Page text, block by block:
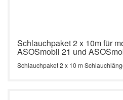
Schlauchpaket 2 x 10m für
ASOSmobil 21 und
Schlauchpaket 2 x 10 m